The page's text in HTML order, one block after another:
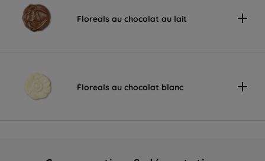
Floreals au chocolat au lait
Floreals au chocolat blanc